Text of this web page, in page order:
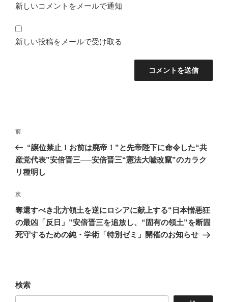
新しいコメントをメールで通知
新しい投稿をメールで受け取る
投
ナ
ビ
ー
シ
ョ
ン
前
の
投
稿
前
“譲位禁止！お前は廃帝！”と先帝陛下に命令した“共
産党代表”安倍晋三──安倍晋三“憲法大嘘改竄”のカラク
リ種明し
次
の
投
稿
次
奪還すべき北方領土を逆にロシアに献上する“日本憎悪狂
の最凶「反日」”安倍晋三を追放し、“固有の領土”を断固
死守するための純・学術「特別ゼミ」開催のお知らせ
検索